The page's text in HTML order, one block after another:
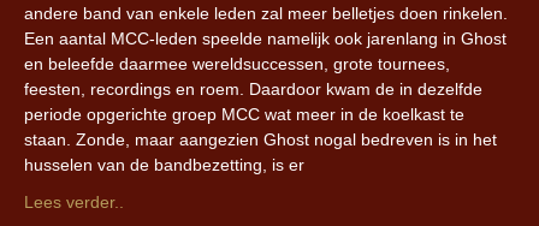
andere band van enkele leden zal meer belletjes doen rinkelen.
Een aantal MCC-leden speelde namelijk ook jarenlang in Ghost
en beleefde daarmee wereldsuccessen, grote tournees,
feesten, recordings en roem. Daardoor kwam de in dezelfde
periode opgerichte groep MCC wat meer in de koelkast te
staan. Zonde, maar aangezien Ghost nogal bedreven is in het
husselen van de bandbezetting, is er
Lees verder..